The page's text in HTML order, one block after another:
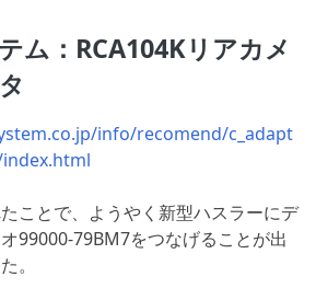
ム：RCA104Kリアカメ
info/recomend/c_adapt
ことで、ようやく新型ハスラーにデ
99000-79BM7をつなげることが出
。